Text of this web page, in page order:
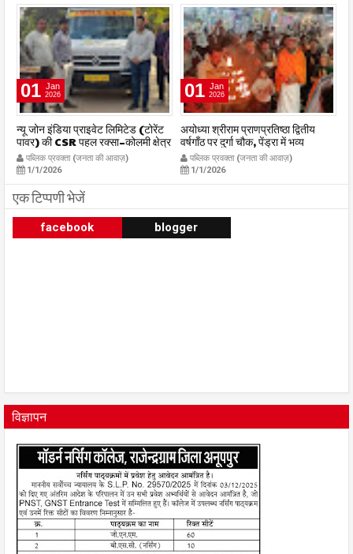
01 Jan
2026
न्यू जोन इंडिया प्राइवेट लिमिटेड (टोरेंट
पावर) की CSR पहल रक्सा–कोलमी क्षेत्र
में चलित अस्पताल एम्बुलेंस सेवा का
शुभारंभ publicpravakta.com
पब्लिक प्रवक्ता (जनता की आवाज़)
1/1/2026
01 Jan
2026
अयोध्या श्रीराम प्राणप्रतिष्ठा द्वितीय
वर्षगाँठ पर दुर्गा चौक, पेंड्रा में भव्य
महाआरती सम्पन्न
publicpravakta.com
पब्लिक प्रवक्ता (जनता की आवाज़)
1/1/2026
एक टिप्पणी भेजें
facebook blogger
विज्ञापन